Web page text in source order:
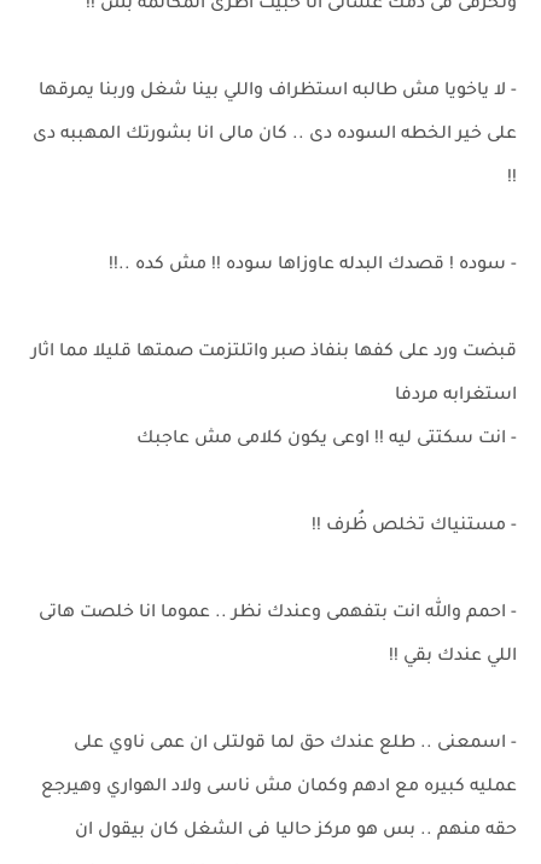
وتحرقى فى دمك عشانى انا حبيت اطرى المكالمه بس !!
- لا ياخويا مش طالبه استظراف واللي بينا شغل وربنا يمرقها
على خير الخطه السوده دى .. كان مالى انا بشورتك المهببه دى
!!
- سوده ! قصدك البدله عاوزاها سوده !! مش كده ..!!
قبضت ورد على كفها بنفاذ صبر واتلتزمت صمتها قليلا مما اثار
استغرابه مردفا
- انت سكتتى ليه !! اوعى يكون كلامى مش عاجبك
- مستنياك تخلص ظُرف !!
- احمم والله انت بتفهمى وعندك نظر .. عموما انا خلصت هاتى
اللي عندك بقي !!
- اسمعنى .. طلع عندك حق لما قولتلى ان عمى ناوي على
عمليه كبيره مع ادهم وكمان مش ناسى ولاد الهواري وهيرجع
حقه منهم .. بس هو مركز حاليا فى الشغل كان بيقول ان